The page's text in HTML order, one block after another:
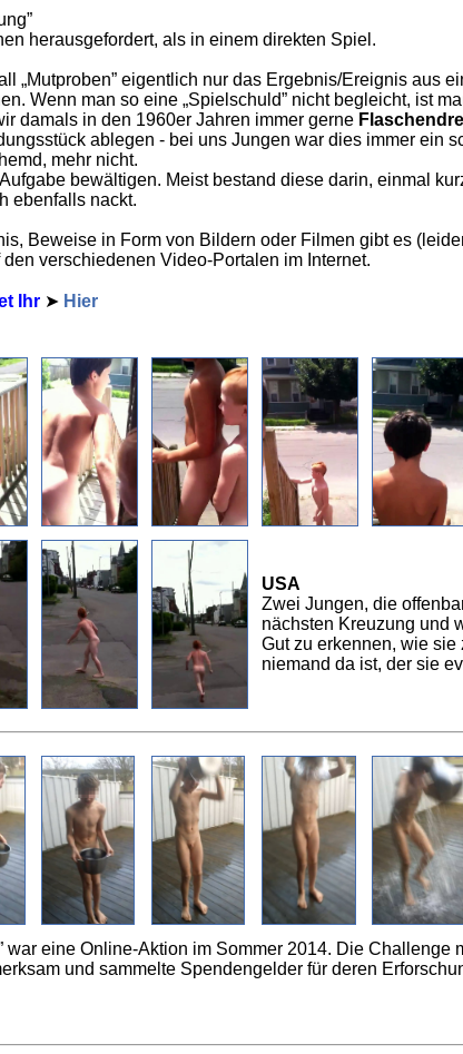
herausgefordert, als in einem direkten Spiel.
„Mutproben” eigentlich nur das Ergebnis/Ereignis aus
Wenn man so eine „Spielschuld” nicht begleicht, ist
damals in den 1960er Jahren immer gerne
ablegen - bei uns Jungen war dies immer ein
mehr nicht.
bewältigen. Meist bestand diese darin, einmal
ebenfalls nackt.
Beweise in Form von Bildern oder Filmen gibt es
verschiedenen Video-Portalen im Internet.
Ihr ➤ Hier
USA
Zwei Jungen, die
nächsten Kreuzung und
Gut zu erkennen, wie
niemand da ist, der sie
war eine Online-Aktion im Sommer 2014. Die Challenge
und sammelte Spendengelder für deren